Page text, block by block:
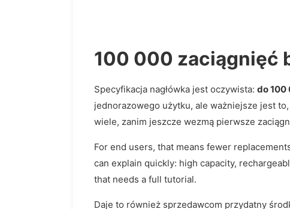
100 000 zaciągnięć
Specyfikacja nagłówka jest oczywista: do 100
jednorazowego użytku, ale ważniejsze jest
wiele, zanim jeszcze wezmą pierwsze
For end users, that means fewer
can explain quickly: high capacity,
that needs a full tutorial.
Daje to również sprzedawcom przydatny